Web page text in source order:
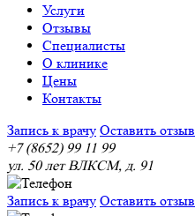
Услуги
Отзывы
Специалисты
О клинике
Цены
Контакты
Запись к врачу Оставить отзыв
+7 (8652) 99 11 99
ул. 50 лет ВЛКСМ, д. 91
Запись к врачу Оставить отзыв